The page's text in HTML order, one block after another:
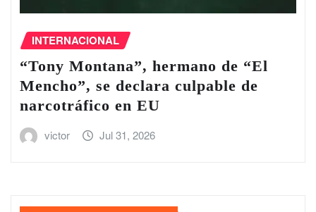
INTERNACIONAL
“Tony Montana”, hermano de “El
Mencho”, se declara culpable de
narcotráfico en EU
victor Jul 31, 2026